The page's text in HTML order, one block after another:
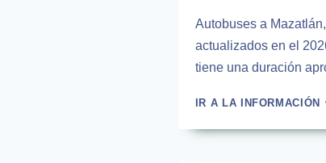
Autobuses a
actualizados en el
tiene una duración
IR A LA INFORMACIÓN